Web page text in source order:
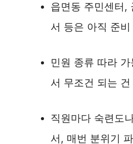
읍면동 주민센터,
서 등은 아직 준
민원 종류 따라
서 무조건 되는 건
직원마다 숙련도
서, 매번 분위기